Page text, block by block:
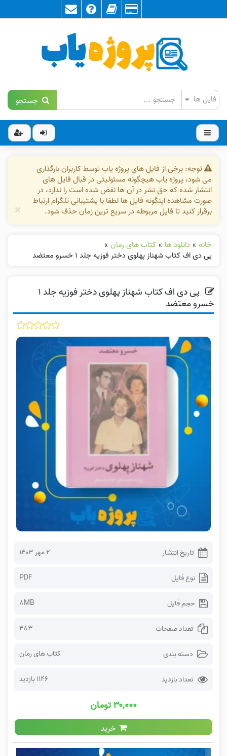
جستجو
توجه: برخی از فایل های پروژه یاب توسط کاربران بارگذاری
می شود، پروژه یاب هیچگونه مسئولیتی در قبال فایل های
انتشار شده که حق نشر در آن ها نقض شده است را ندارد، در
صورت مشاهده اینگونه فایل ها لطفا با پشتیبانی تلگرام ارتباط
برقرار کنید تا فایل مربوطه در سریع ترین زمان حذف شود.
×
خانه » دانلود ها » کتاب های رمان »
پی دی اف کتاب شهناز پهلوی دختر فوزیه جلد ۱ خسرو معتضد
پی دی اف کتاب شهناز پهلوی دختر فوزیه جلد ۱
خسرو معتضد
تاریخ انتشار ۲ مهر ۱۴۰۳
نوع فایل PDF
حجم فایل 8MB
تعداد صفحات 483
دسته بندی کتاب های رمان
تعداد بازدید 1146 بازدید
۳۰,۰۰۰ تومان
خرید